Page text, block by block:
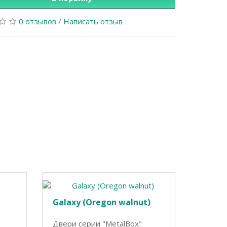
0 отзывов / Написать отзыв
Galaxy (Oregon walnut)
Двери серии "MetalBox"